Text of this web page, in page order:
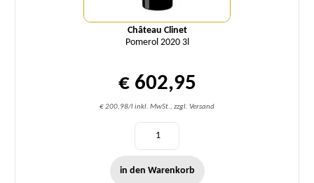
Château Clinet
Pomerol 2020 3l
€ 602,95
€ 200,98/l inkl. MwSt., zzgl. Versand
in den Warenkorb